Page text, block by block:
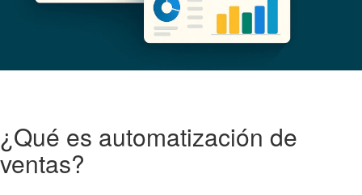
¿Qué es automatización de
ventas?